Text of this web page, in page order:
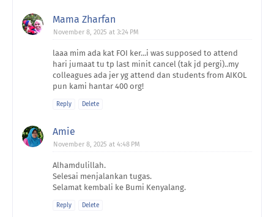
Mama Zharfan
November 8, 2025 at 3:24 PM
laaa mim ada kat FOI ker...i was supposed to attend
hari jumaat tu tp last minit cancel (tak jd pergi)..my
colleagues ada jer yg attend dan students from AIKOL
pun kami hantar 400 org!
Reply Delete
Amie
November 8, 2025 at 4:48 PM
Alhamdulillah.
Selesai menjalankan tugas.
Selamat kembali ke Bumi Kenyalang.
Reply Delete